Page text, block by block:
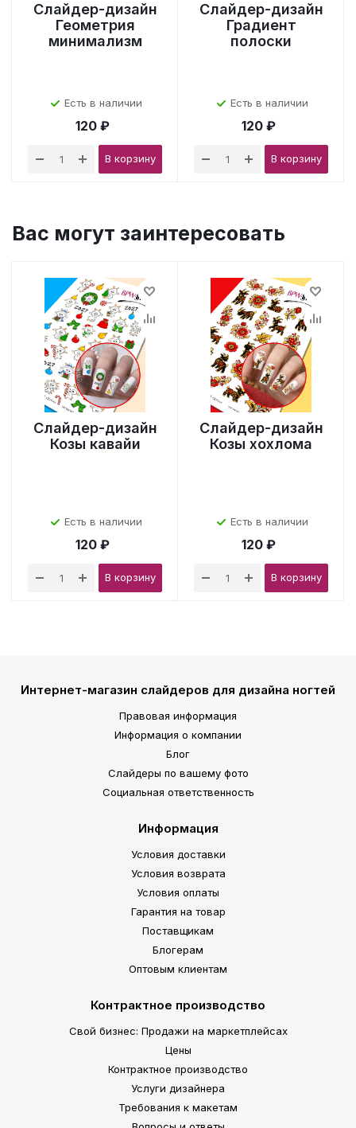
Слайдер-дизайн
Геометрия
минимализм
Есть в наличии
120 ₽
В корзину
Слайдер-дизайн
Градиент
полоски
Есть в наличии
120 ₽
В корзину
Вас могут заинтересовать
Слайдер-дизайн
Козы кавайи
Есть в наличии
120 ₽
В корзину
Слайдер-дизайн
Козы хохлома
Есть в наличии
120 ₽
В корзину
Интернет-магазин слайдеров для дизайна ногтей
Правовая информация
Информация о компании
Блог
Слайдеры по вашему фото
Социальная ответственность
Информация
Условия доставки
Условия возврата
Условия оплаты
Гарантия на товар
Поставщикам
Блогерам
Оптовым клиентам
Контрактное производство
Свой бизнес: Продажи на маркетплейсах
Цены
Контрактное производство
Услуги дизайнера
Требования к макетам